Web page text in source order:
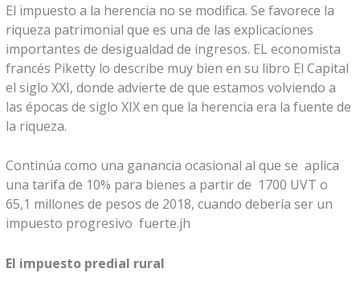
El impuesto a la herencia no se modifica. Se favorece la
riqueza patrimonial que es una de las explicaciones
importantes de desigualdad de ingresos. EL economista
francés Piketty lo describe muy bien en su libro El Capital
el siglo XXI, donde advierte de que estamos volviendo a
las épocas de siglo XIX en que la herencia era la fuente de
la riqueza.
Continúa como una ganancia ocasional al que se aplica
una tarifa de 10% para bienes a partir de 1700 UVT o
65,1 millones de pesos de 2018, cuando debería ser un
impuesto progresivo fuerte.jh
El impuesto predial rural